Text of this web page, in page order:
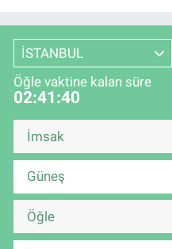
İSTANBUL
Öğle vaktine kalan süre
02:41:39
İmsak
Güneş
Öğle